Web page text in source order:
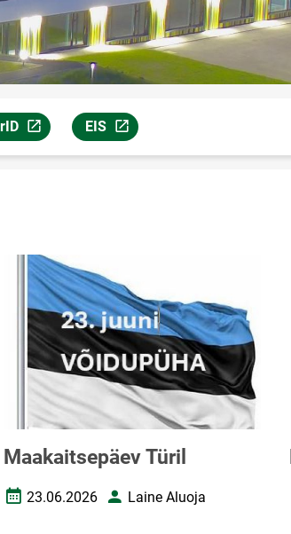
avaneb uuel leheküljel
EIS
Link avaneb uuel leheküljel
Maakaitsepäev Türil
Loomise kuupäev
23.06.2026 AutorLaine Aluoja